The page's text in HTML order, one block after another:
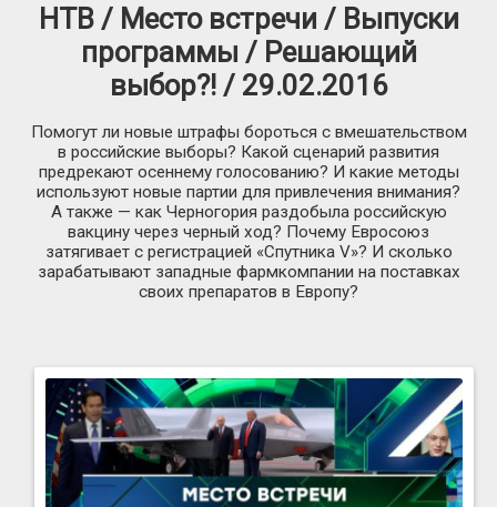
НТВ / Место встречи / Выпуски
программы / Решающий
выбор?! / 29.02.2016
Помогут ли новые штрафы бороться с вмешательством
в российские выборы? Какой сценарий развития
предрекают осеннему голосованию? И какие методы
используют новые партии для привлечения внимания?
А также — как Черногория раздобыла российскую
вакцину через черный ход? Почему Евросоюз
затягивает с регистрацией «Спутника V»? И сколько
зарабатывают западные фармкомпании на поставках
своих препаратов в Европу?